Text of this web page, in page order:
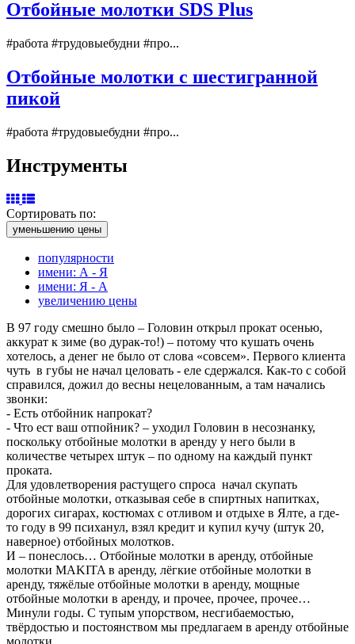
Отбойные молотки SDS Plus
#работа #трудовыебудни #про...
Отбойные молотки с шестигранной
пикой
#работа #трудовыебудни #про...
Инструменты
Сортировать по:
уменьшению цены
популярности
имени: А - Я
имени: Я - А
увеличению цены
В 97 году смешно было – Головин открыл прокат осенью,
аккурат к зиме (во дурак-то!) – потому что кушать очень
хотелось, а денег не было от слова «совсем». Первого клиента
чуть в губы не начал целовать - еле сдержался. Как-то с собой
справился, дожил до весны нецелованным, а там начались
звонки:
- Есть отбойник напрокат?
- Что ест ваш отпойник? – уходил Головин в несознанку,
поскольку отбойные молотки в аренду у него были в
количестве четырех штук – по одному на каждый пункт
проката.
Для удовлетворения растущего спроса начал скупать
отбойные молотки, отказывая себе в спиртных напитках,
дорогих сигарах, костюмах с отливом и отдыхе в Ялте, а где-
то году в 99 психанул, взял кредит и купил кучу (штук 20,
наверное) отбойных молотков.
И – понеслось… Отбойные молотки в аренду, отбойные
молотки MAKITA в аренду, лёгкие отбойные молотки в
аренду, тяжёлые отбойные молотки в аренду, мощные
отбойные молотки в аренду, и прочее, прочее, прочее…
Минули годы. С тупым упорством, несгибаемостью,
твёрдостью и постоянством мы предлагаем в аренду отбойные
молотки.